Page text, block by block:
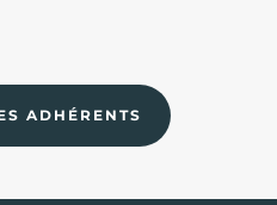
ADHÉRENTS